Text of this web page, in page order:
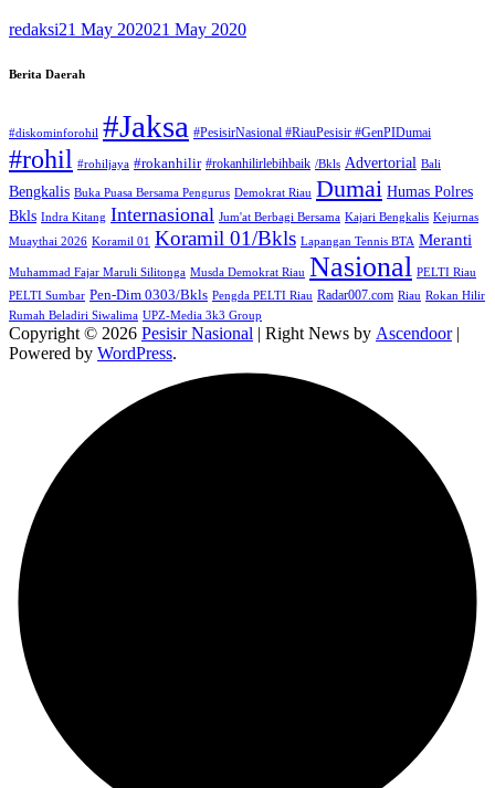
redaksi21 May 202021 May 2020
Berita Daerah
#diskominforohil #Jaksa #PesisirNasional #RiauPesisir #GenPIDumai
#rohil #rohiljaya #rokanhilir #rokanhilirlebihbaik /Bkls Advertorial Bali
Bengkalis Buka Puasa Bersama Pengurus Demokrat Riau Dumai Humas Polres
Bkls Indra Kitang Internasional Jum'at Berbagi Bersama Kajari Bengkalis Kejurnas
Muaythai 2026 Koramil 01 Koramil 01/Bkls Lapangan Tennis BTA Meranti
Muhammad Fajar Maruli Silitonga Musda Demokrat Riau Nasional PELTI Riau
PELTI Sumbar Pen-Dim 0303/Bkls Pengda PELTI Riau Radar007.com Riau Rokan Hilir
Rumah Beladiri Siwalima UPZ-Media 3k3 Group
Copyright © 2026 Pesisir Nasional | Right News by Ascendoor|
Powered by WordPress.